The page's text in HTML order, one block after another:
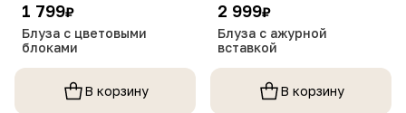
1 799₽
Блуза с цветовыми
блоками
В корзину
2 999₽
Блуза с ажурной
вставкой
В корзину